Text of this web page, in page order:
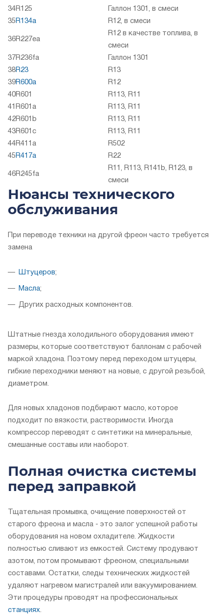
34R125
Галлон 1301, в смеси
35 R134a R12, в смеси
36R227ea
R12 в качестве топлива, в
смеси
37 R236fa
Галлон 1301
38R23
R13
39R600a
R12
40R601
R113, R11
41 R601a
R113, R11
42R601b
R113, R11
43R601c
R113, R11
44R411a
R502
45 R417a R22
46R245fa
R11, R113, R141b, R123, в
смеси
Нюансы технического
обслуживания
При переводе техники на другой фреон часто требуется
замена
Штуцеров;
Масла;
Других расходных компонентов.
Штатные гнезда холодильного оборудования имеют
размеры, которые соответствуют баллонам с рабочей
маркой хладона. Поэтому перед переходом штуцеры,
гибкие переходники меняют на новые, с другой резьбой,
диаметром.
Для новых хладонов подбирают масло, которое
подходит по вязкости, растворимости. Иногда
компрессор переводят с синтетики на минеральные,
смешанные составы или наоборот.
Полная очистка системы
перед заправкой
Тщательная промывка, очищение поверхностей от
старого фреона и масла - это залог успешной работы
оборудования на новом охладителе. Жидкости
полностью сливают из емкостей. Систему продувают
азотом, потом промывают фреоном, специальными
составами. Остатки, следы технических жидкостей
удаляют нагревом магистралей или вакуумированием.
Эти процедуры проводят на профессиональных
станциях.